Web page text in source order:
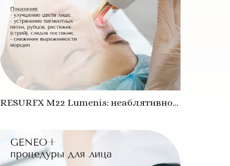
RESURFX M22 Lumenis: неаблятивное